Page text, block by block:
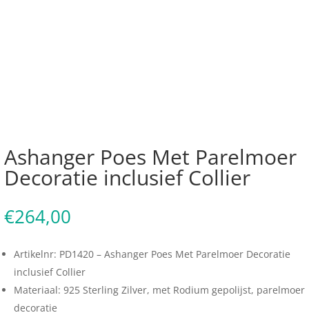
Ashanger Poes Met Parelmoer
Decoratie inclusief Collier
€264,00
Artikelnr: PD1420 – Ashanger Poes Met Parelmoer Decoratie
inclusief Collier
Materiaal: 925 Sterling Zilver, met Rodium gepolijst, parelmoer
decoratie